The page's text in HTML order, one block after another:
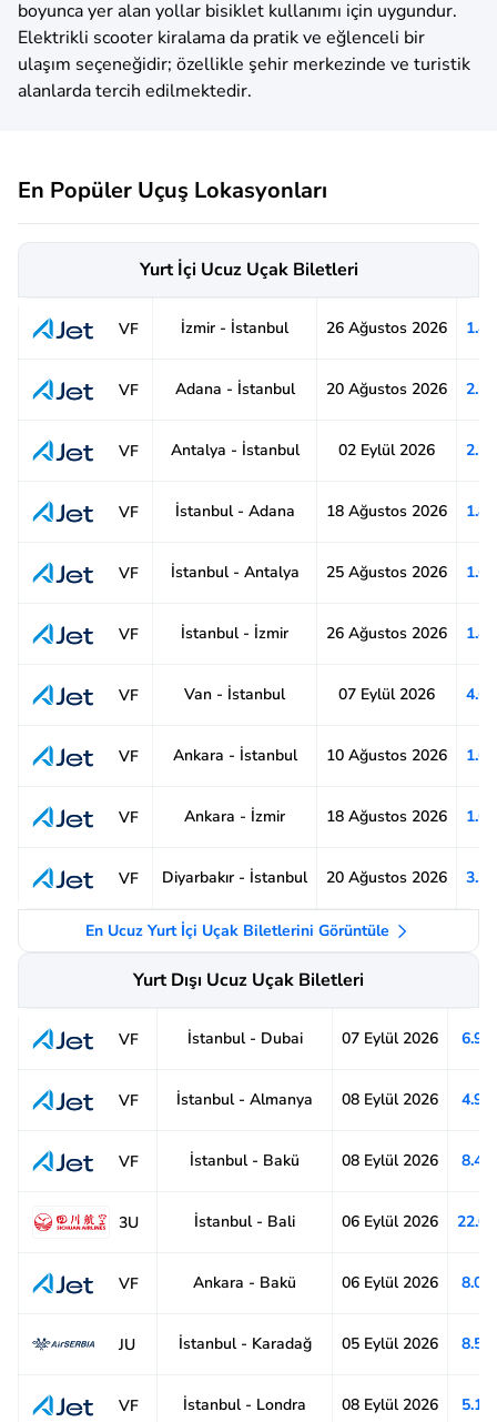
boyunca yer alan yollar bisiklet kullanımı için uygundur.
Elektrikli scooter kiralama da pratik ve eğlenceli bir
ulaşım seçeneğidir; özellikle şehir merkezinde ve turistik
alanlarda tercih edilmektedir.
En Popüler Uçuş Lokasyonları
Yurt İçi Ucuz Uçak Biletleri
VF İzmir - İstanbul 26 Ağustos 2026
VF Adana - İstanbul 20 Ağustos 2026
VF Antalya - İstanbul 02 Eylül 2026
VF İstanbul - Adana 18 Ağustos 2026
VF İstanbul - Antalya 25 Ağustos 2026
VF İstanbul - İzmir 26 Ağustos 2026
VF Van - İstanbul 07 Eylül 2026
VF Ankara - İstanbul 10 Ağustos 2026
VF Ankara - İzmir 18 Ağustos 2026
VF Diyarbakır - İstanbul 20 Ağustos 2026
En Ucuz Yurt İçi Uçak Biletlerini Görüntüle
Yurt Dışı Ucuz Uçak Biletleri
VF İstanbul - Dubai 07 Eylül 2026
VF İstanbul - Almanya 08 Eylül 2026
VF İstanbul - Bakü 08 Eylül 2026
3U İstanbul - Bali 06 Eylül 2026
VF Ankara - Bakü 06 Eylül 2026
JU İstanbul - Karadağ 05 Eylül 2026
VF İstanbul - Londra 08 Eylül 2026